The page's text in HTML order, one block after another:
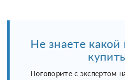
Не знаете
Поговорите с экспертом